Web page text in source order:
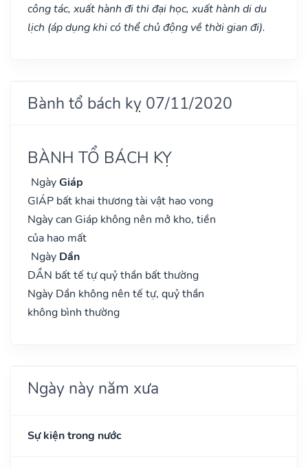
công tác, xuất hành đi thi đại học, xuất hành di du
lịch (áp dụng khi có thể chủ động về thời gian đi).
Bành tổ bách kỵ 07/11/2020
BÀNH TỔ BÁCH KỴ
NgàyGiáp
GIÁP bất khai thương tài vật hao vong
Ngày can Giáp không nên mở kho, tiền
của hao mất
Ngày Dần
DẦN bất tế tự quỷ thần bất thường
Ngày Dần không nên tế tự, quỷ thần
không bình thường
Ngày này năm xưa
Sự kiện trong nước